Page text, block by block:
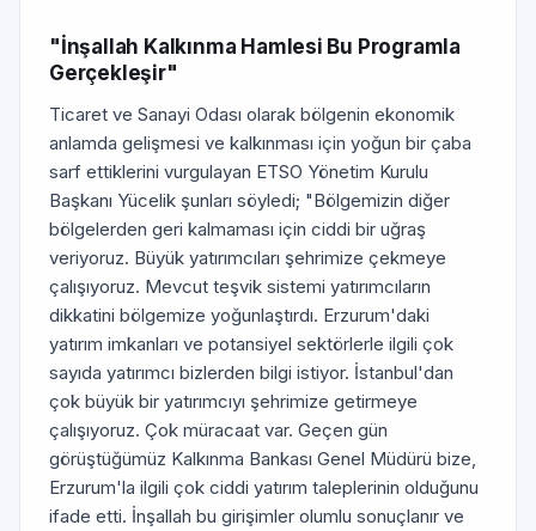
"İnşallah Kalkınma Hamlesi Bu Programla
Gerçekleşir"
Ticaret ve Sanayi Odası olarak bölgenin ekonomik
anlamda gelişmesi ve kalkınması için yoğun bir çaba
sarf ettiklerini vurgulayan ETSO Yönetim Kurulu
Başkanı Yücelik şunları söyledi; "Bölgemizin diğer
bölgelerden geri kalmaması için ciddi bir uğraş
veriyoruz. Büyük yatırımcıları şehrimize çekmeye
çalışıyoruz. Mevcut teşvik sistemi yatırımcıların
dikkatini bölgemize yoğunlaştırdı. Erzurum'daki
yatırım imkanları ve potansiyel sektörlerle ilgili çok
sayıda yatırımcı bizlerden bilgi istiyor. İstanbul'dan
çok büyük bir yatırımcıyı şehrimize getirmeye
çalışıyoruz. Çok müracaat var. Geçen gün
görüştüğümüz Kalkınma Bankası Genel Müdürü bize,
Erzurum'la ilgili çok ciddi yatırım taleplerinin olduğunu
ifade etti. İnşallah bu girişimler olumlu sonuçlanır ve